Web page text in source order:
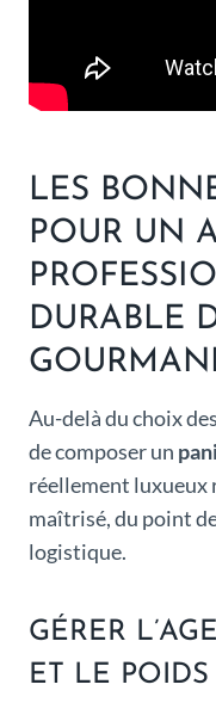
LES
POUR UN
DURABLE
Au-delà du choix
de composer un
réellement luxueux
maîtrisé, du point
logistique.
GÉRER
ET LE POIDS